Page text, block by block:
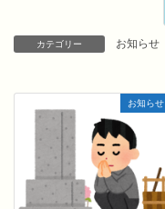
カテゴリー お知らせ
お知らせ